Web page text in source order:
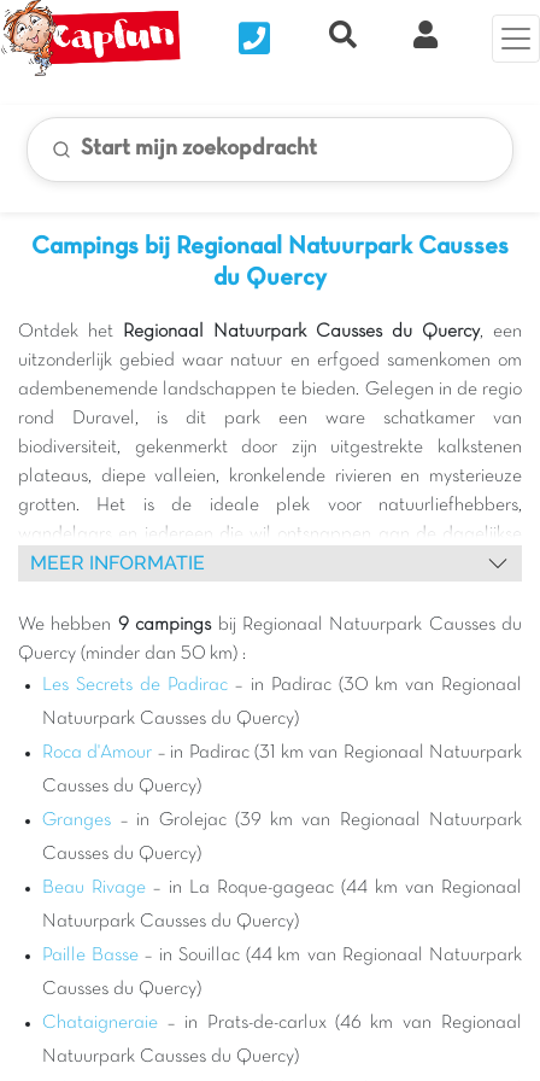
Nous contacterRecherche rapide
Mijn Clix
Start mijn zoekopdracht
Campings bij Regionaal Natuurpark Causses
du Quercy
Ontdek het Regionaal Natuurpark Causses du Quercy, een
uitzonderlijk gebied waar natuur en erfgoed samenkomen om
adembenemende landschappen te bieden. Gelegen in de regio
rond Duravel, is dit park een ware schatkamer van
biodiversiteit, gekenmerkt door zijn uitgestrekte kalkstenen
plateaus, diepe valleien, kronkelende rivieren en mysterieuze
grotten. Het is de ideale plek voor natuurliefhebbers,
wandelaars en iedereen die wil ontsnappen aan de dagelijkse
routine. Het park herbergt een opmerkelijke flora en fauna,
vindplaatsen, getuigen van miljoenen jaren geschiedenis.
Kiezen voor een Capfun camping nabij het Regionaal
Natuurpark Causses du Quercy staat garant voor een
geslaagde familievakantie. Onze campings zijn ontworpen om
leeftijden. Na een dag de wonderen van het park te hebben
verkend, kunt u ontspannen aan de rand van onze
waterparken , genieten van animatie voor kinderen en
volwassenen, of gewoon tot rust komen in een groene
omgeving. Het is de perfecte gelegenheid om avontuur in de
natuur te combineren met het comfort en de gezelligheid van
De activiteiten rondom uw Capfun camping zijn talrijk en
gevarieerd. Verken de beroemdeGrotten van Pech Merlemet
hun prehistorische schilderingen, bezoek het charmante dorp
MEER INFORMATIE
We hebben 9 campingsbij Regionaal Natuurpark Causses du
Quercy (minder dan 50 km) :
Les Secrets de Padirac– in Padirac (30 km van Regionaal
Natuurpark Causses du Quercy)
Roca d'Amour – in Padirac (31 km van Regionaal Natuurpark
Causses du Quercy)
Granges – in Grolejac (39 km van Regionaal Natuurpark
Causses du Quercy)
Beau Rivage– in La Roque-gageac (44 km van Regionaal
Natuurpark Causses du Quercy)
Paille Basse– in Souillac (44 km van Regionaal Natuurpark
Causses du Quercy)
Chataigneraie – in Prats-de-carlux (46 km van Regionaal
Natuurpark Causses du Quercy)